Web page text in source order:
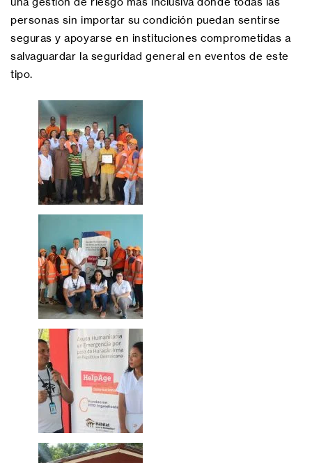
personas sin importar su condición puedan sentirse
seguras y apoyarse en instituciones comprometidas a
salvaguardar la seguridad general en eventos de este
tipo.